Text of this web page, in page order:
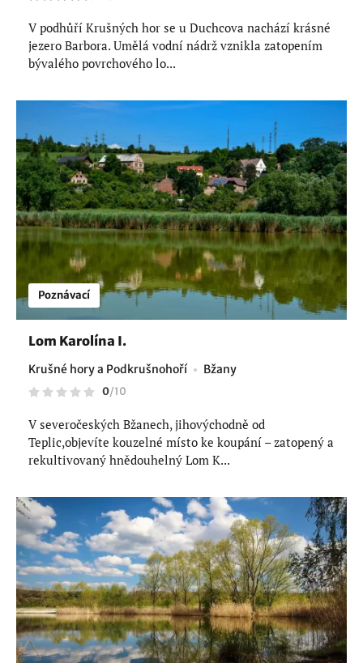
V podhůří Krušných hor se u Duchcova nachází krásné
jezero Barbora. Umělá vodní nádrž vznikla zatopením
bývalého povrchového lo...
Poznávací
Lom Karolína I.
Krušné hory a Podkrušnohoří Bžany
0/10
V severočeských Bžanech, jihovýchodně od
Teplic,objevíte kouzelné místo ke koupání – zatopený a
rekultivovaný hnědouhelný Lom K...